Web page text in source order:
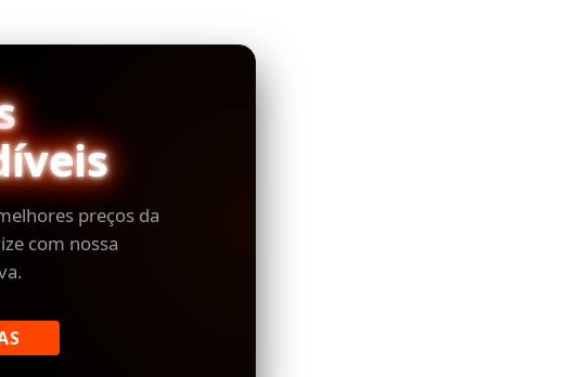
preços da
com nossa